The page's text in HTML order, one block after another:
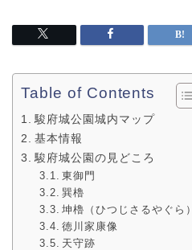
Table of Contents
駿府城公園城内マップ
基本情報
駿府城公園の見どころ
東御門
巽櫓
坤櫓（ひつじさるやぐら）
徳川家康像
天守跡